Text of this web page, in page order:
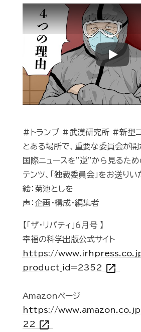
Play
#トランプ #武漢研究所 #新型コ
とある場所で、重要な委員会が
国際ニュースを”逆”から見るた
テンツ、「独裁委員会」をお送りい
絵：菊池としを
声：企画・構成・編集者
【「ザ・リバティ」6月号 】
幸福の科学出版公式サイト
https://
product_id=2352 open_in_new
Amazonページ
https://
22 open_in_new